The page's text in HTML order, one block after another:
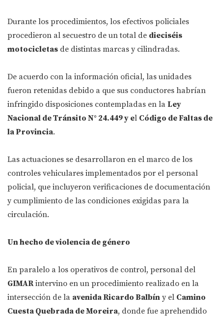
Durante los procedimientos, los efectivos policiales
procedieron al secuestro de un total de dieciséis
motocicletas de distintas marcas y cilindradas.
De acuerdo con la información oficial, las unidades
fueron retenidas debido a que sus conductores habrían
infringido disposiciones contempladas en la Ley
Nacional de Tránsito N° 24.449 y el Código de Faltas de
la Provincia.
Las actuaciones se desarrollaron en el marco de los
controles vehiculares implementados por el personal
policial, que incluyeron verificaciones de documentación
y cumplimiento de las condiciones exigidas para la
circulación.
Un hecho de violencia de género
En paralelo a los operativos de control, personal del
GIMARintervino en un procedimiento realizado en la
intersección de la avenida Ricardo Balbín y el Camino
Cuesta Quebrada de Moreira, donde fue aprehendido